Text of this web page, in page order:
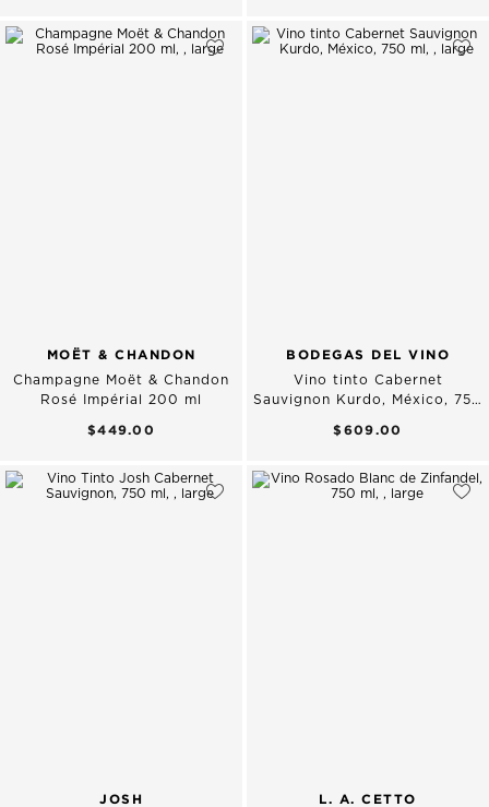
MOËT & CHANDON
Champagne Moët & Chandon
Rosé Impérial 200 ml
$449.00
BODEGAS DEL VINO
Vino tinto Cabernet
Sauvignon Kurdo, México, 750
$609.00
JOSH L. A. CETTO